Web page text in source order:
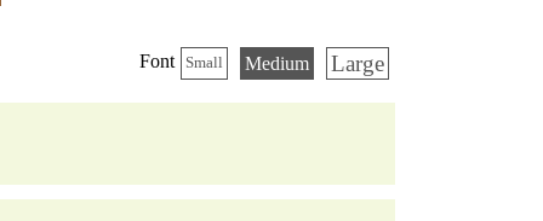
Font Small Medium Large